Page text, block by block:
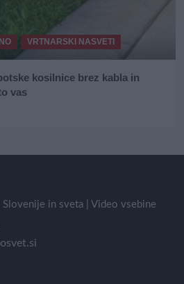
VRTNARSKI NASVETI
kosilnice brez kabla in
vas
in sveta | Video vsebine